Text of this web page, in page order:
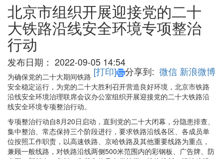
北京市组织开展迎接党的二十
大铁路沿线安全环境专项整治
行动
发布日期： 2022-09-05 14:54
[打印] 分享到: 微信 新浪微博
为确保党的二十大期间铁路
安全稳定运行，为党的二十大胜利召开营造良好环境，北京市铁路
沿线安全环境治理联席会议办公室组织开展迎接党的二十大铁路沿
线安全环境专项整治行动。
专项整治行动自8月20日启动，直到党的二十大闭幕，分隐患排查、
集中整治、常态保持三个阶段进行，要求铁路沿线各区、各成员单
位按照工作职责，以高速铁路、京哈铁路及其他重要线路为重点，
兼顾一般线路，对铁路沿线两侧500米范围内的彩钢板、广告牌、防